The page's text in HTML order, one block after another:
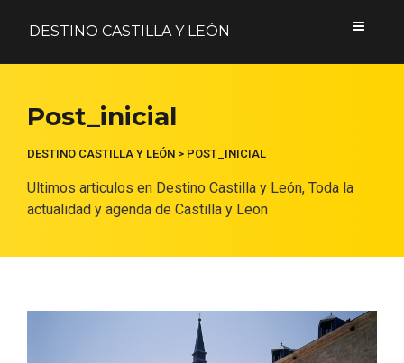
DESTINO CASTILLA Y LEÓN
Post_inicial
DESTINO CASTILLA Y LEÓN > POST_INICIAL
Ultimos articulos en Destino Castilla y León, Toda la
actualidad y agenda de Castilla y Leon
Acceder
Nombre de usuario o correo electrónico
Formulario de acceso protegido por
Login Lockdown